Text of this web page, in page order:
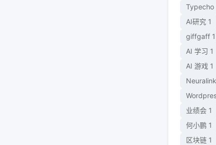
Typecho
AI研究 1
giffgaff 1
AI 学习 1
AI 游戏 1
Neuralink
业绩会 1
何小鹏 1
区块链 1